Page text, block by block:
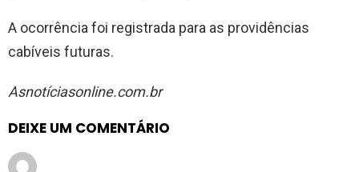
A ocorrência foi registrada para as providências
cabíveis futuras.
Asnotíciasonline.com.br
DEIXE UM COMENTÁRIO